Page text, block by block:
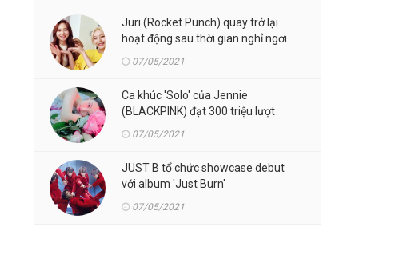
Juri (Rocket Punch) quay trở lại
hoạt động sau thời gian nghỉ ngơi
07/05/2021
Ca khúc 'Solo' của Jennie
(BLACKPINK) đạt 300 triệu lượt
07/05/2021
JUST B tổ chức showcase debut
với album 'Just Burn'
07/05/2021